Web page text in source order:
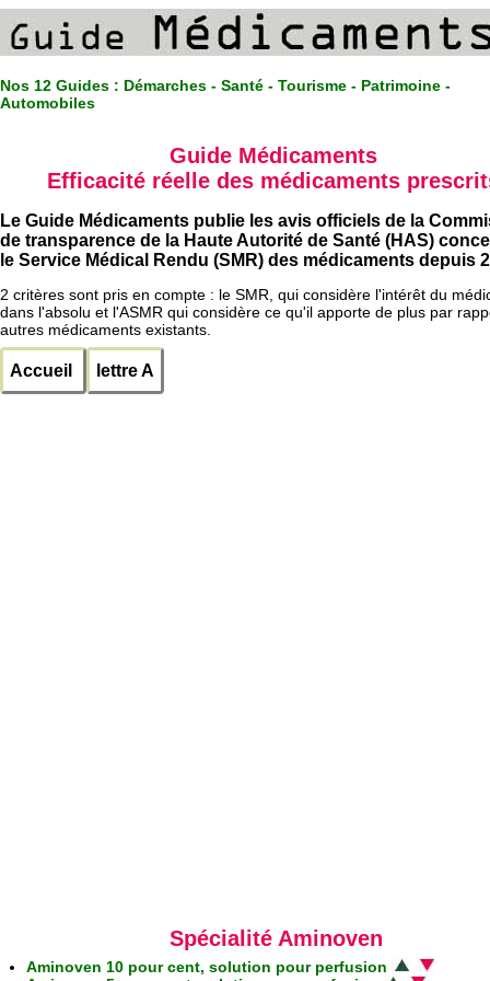
Nos 12 Guides : Démarches - Santé - Tourisme - Patrimoine -
Automobiles
Guide Médicaments
Efficacité réelle des médicaments
Le Guide Médicaments publie les avis officiels de la
de transparence de la Haute Autorité de Santé (HAS)
le Service Médical Rendu (SMR) des médicaments depuis
2 critères sont pris en compte : le SMR, qui considère l'intérêt du
dans l'absolu et l'ASMR qui considère ce qu'il apporte de plus par
autres médicaments existants.
Accueil lettre A
Spécialité Aminoven
Aminoven 10 pour cent, solution pour perfusion